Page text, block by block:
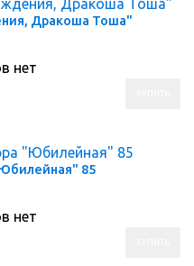
Дракоша Тоша"
нет
85
нет